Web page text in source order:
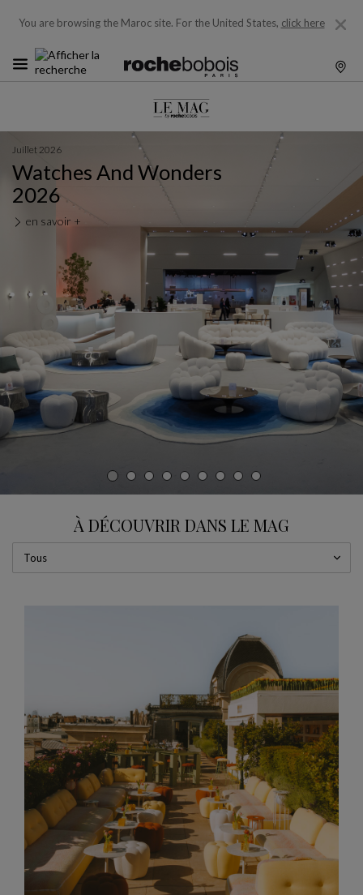
You are browsing the Maroc site. For the United States, click here
Juillet 2026
Watches And Wonders
2026
en savoir +
À DÉCOUVRIR DANS LE MAG